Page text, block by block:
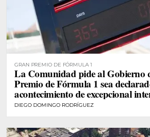
GRAN PREMIO DE FÓRMULA 1
La Comunidad pide al Gobierno
Premio de Fórmula 1 sea
acontecimiento de excepcional
DIEGO DOMINGO RODRÍGUEZ